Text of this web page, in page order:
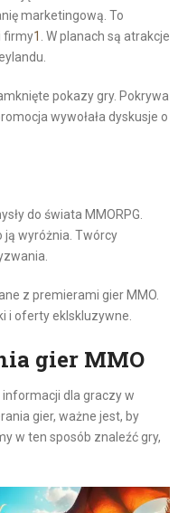
marketingową. To
firmy1 . W planach są atrakcje
pokazy gry. Pokrywa
wywołała dyskusje o
do świata MMORPG.
ją wyróżnia. Twórcy
z premierami gier MMO.
i oferty eklskluzywne.
gier MMO
informacji dla graczy w
gier, ważne jest, by
w ten sposób znaleźć gry,